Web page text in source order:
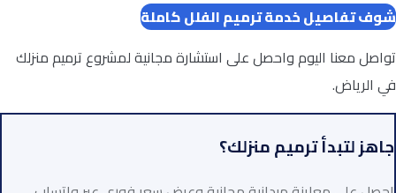
شوف تفاصيل خدمة ترميم الفلل كاملة
تواصل معنا اليوم واحصل على استشارة مجانية لمشروع ترميم منزلك
في الرياض.
جاهز لتبدأ ترميم منزلك؟